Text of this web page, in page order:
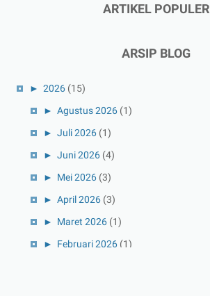
ARTIKEL POPULER
ARSIP BLOG
► 2026 (15)
► Agustus 2026 (1)
► Juli 2026 (1)
► Juni 2026 (4)
► Mei 2026 (3)
► April 2026 (3)
► Maret 2026 (1)
► Februari 2026 (1)